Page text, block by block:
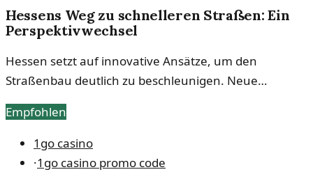
Hessens Weg zu schnelleren Straßen: Ein
Perspektivwechsel
Hessen setzt auf innovative Ansätze, um den
Straßenbau deutlich zu beschleunigen. Neue
Strategien und Techniken sollen die Infrastruktur
zukunftssicher machen.
Empfohlen
1go casino
·1go casino promo code